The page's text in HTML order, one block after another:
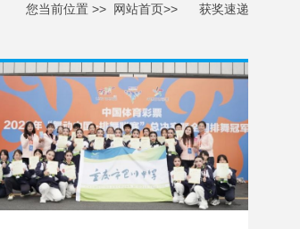
您当前位置 >> 网站首页>> 获奖速递